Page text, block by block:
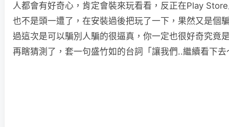
人都會有好奇心，肯定會裝來玩看看，反正在Play
也不是頭一遭了，在安裝過後把玩了一下，果然又是個
過這次是可以騙別人騙的很逼真，你一定也很好奇究竟
再瞎猜測了，套一句盛竹如的台詞「讓我們..繼續看下去